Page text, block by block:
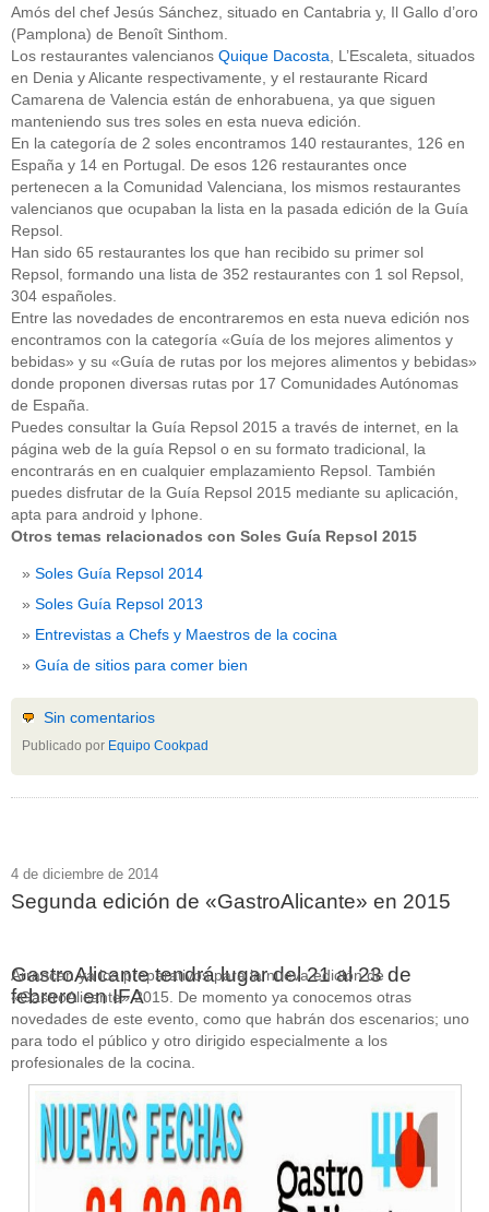
Amós del chef Jesús Sánchez, situado en Cantabria y, Il Gallo d’oro
(Pamplona) de Benoît Sinthom.
Los restaurantes valencianos Quique Dacosta , L’Escaleta, situados
en Denia y Alicante respectivamente, y el restaurante Ricard
Camarena de Valencia están de enhorabuena, ya que siguen
manteniendo sus tres soles en esta nueva edición.
En la categoría de 2 soles encontramos 140 restaurantes, 126 en
España y 14 en Portugal. De esos 126 restaurantes once
pertenecen a la Comunidad Valenciana, los mismos restaurantes
valencianos que ocupaban la lista en la pasada edición de la Guía
Repsol.
Han sido 65 restaurantes los que han recibido su primer sol
Repsol, formando una lista de 352 restaurantes con 1 sol Repsol,
304 españoles.
Entre las novedades de encontraremos en esta nueva edición nos
encontramos con la categoría «Guía de los mejores alimentos y
bebidas» y su «Guía de rutas por los mejores alimentos y bebidas»
donde proponen diversas rutas por 17 Comunidades Autónomas
de España.
Puedes consultar la Guía Repsol 2015 a través de internet, en la
página web de la guía Repsol o en su formato tradicional, la
encontrarás en en cualquier emplazamiento Repsol. También
puedes disfrutar de la Guía Repsol 2015 mediante su aplicación,
apta para android y Iphone.
Otros temas relacionados con Soles Guía Repsol 2015
Soles Guía Repsol 2014
Soles Guía Repsol 2013
Entrevistas a Chefs y Maestros de la cocina
Guía de sitios para comer bien
Sin comentarios
Publicado por Equipo Cookpad
4 de diciembre de 2014
Segunda edición de «GastroAlicante» en 2015
GastroAlicante tendrá lugar del 21 al 23 de
febrero en IFA
Arrancan ya los preparativos para la nueva edición de
«GastroAlicante» 2015. De momento ya conocemos otras
novedades de este evento, como que habrán dos escenarios; uno
para todo el público y otro dirigido especialmente a los
profesionales de la cocina.